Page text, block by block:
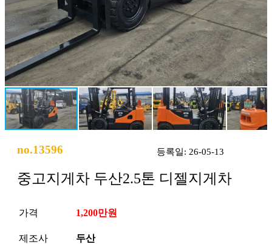
no.13596 등록일: 26-05-13
중고지게차 두산2.5톤 디젤지게차
가격 1,200만원
제조사 두산